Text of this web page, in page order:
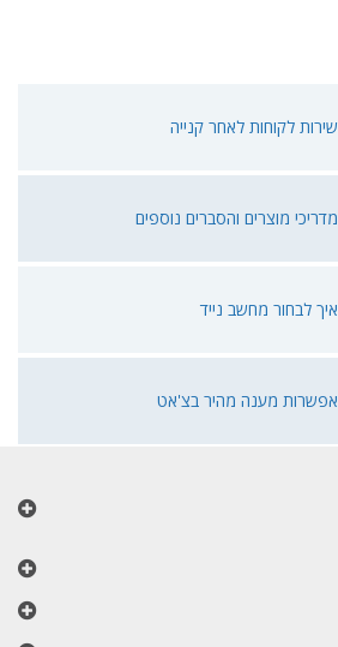
שירות לקוחות לאחר קנייה
מדריכי מוצרים והסברים נוספים
איך לבחור מחשב נייד
אפשרות מענה מהיר בצ'אט